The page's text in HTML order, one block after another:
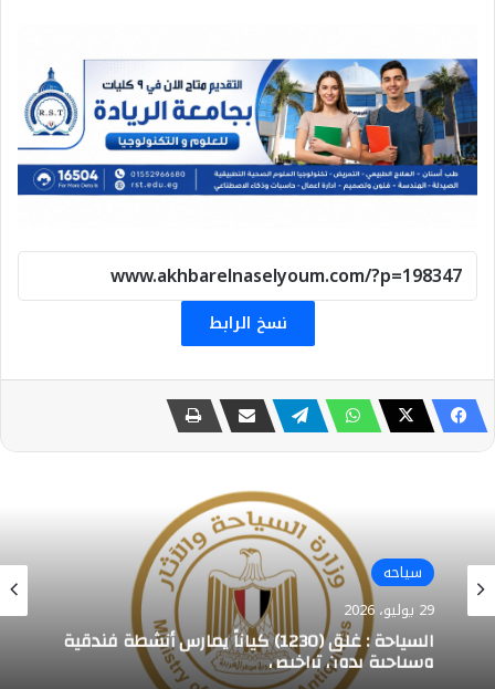
نسخ الرابط
سياحه
29 يوليو، 2026
السياحة : غلق (1230) كياناً يمارس أنشطة فندقية
وسياحية بدون تراخيص